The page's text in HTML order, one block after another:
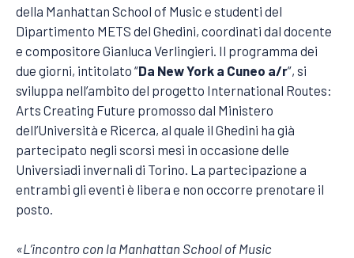
della Manhattan School of Music e studenti del
Dipartimento METS del Ghedini, coordinati dal docente
e compositore Gianluca Verlingieri. Il programma dei
due giorni, intitolato “Da New York a Cuneo a/r”, si
sviluppa nell’ambito del progetto International Routes:
Arts Creating Future promosso dal Ministero
dell’Università e Ricerca, al quale il Ghedini ha già
partecipato negli scorsi mesi in occasione delle
Universiadi invernali di Torino. La partecipazione a
entrambi gli eventi è libera e non occorre prenotare il
posto.
«L’incontro con la Manhattan School of Music